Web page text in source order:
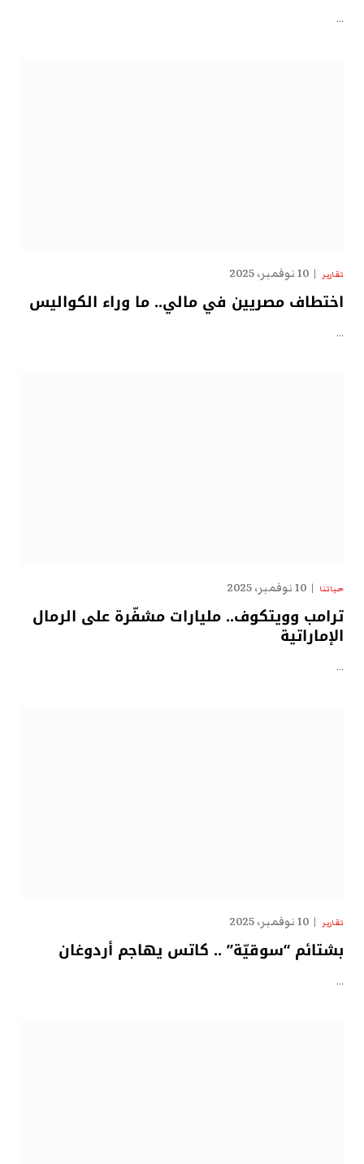
…
تقارير 10 نوفمبر، 2025
اختطاف مصريين في مالي.. ما وراء الكواليس
…
حياتنا 10 نوفمبر، 2025
ترامب وويتكوف.. مليارات مشفّرة على الرمال
الإماراتية
…
تقارير 10 نوفمبر، 2025
بشتائم “سوقيّة” .. كاتس يهاجم أردوغان
…